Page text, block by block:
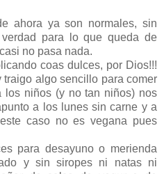
ahora ya son normales, sin
para lo que queda de
no pasa nada.
coas dulces, por Dios!!!
algo sencillo para comer
los niños (y no tan niños) nos
a los lunes sin carne y a
caso no es vegana pues
para desayuno o merienda
y sin siropes ni natas ni